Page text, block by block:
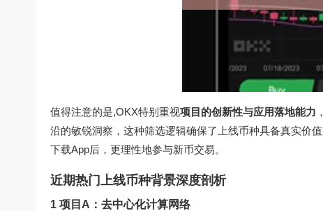
值得注意的是,OKX特别重视项目的创新性与应用落地能力
沿的敏锐洞察，这种筛选逻辑确保了上线币种具备真实价
下载App后，更理性地参与新币交易。
近期热门上线币种背景深度剖析
1 项目A：去中心化计算网络